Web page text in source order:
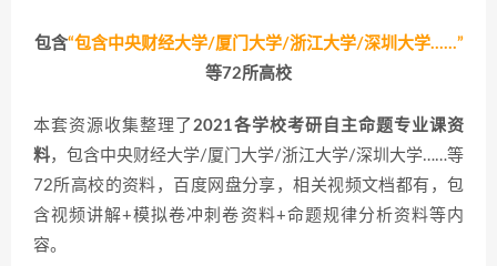
包含“包含中央财经大学/厦门大学/浙江大学/深圳大学……”
等72所高校
本套资源收集整理了 2021各学校考研自主命题专业课资
料，包含中央财经大学/厦门大学/浙江大学/深圳大学……等
72所高校的资料，百度网盘分享，相关视频文档都有，包
含视频讲解+模拟卷冲刺卷资料+命题规律分析资料等内
容。